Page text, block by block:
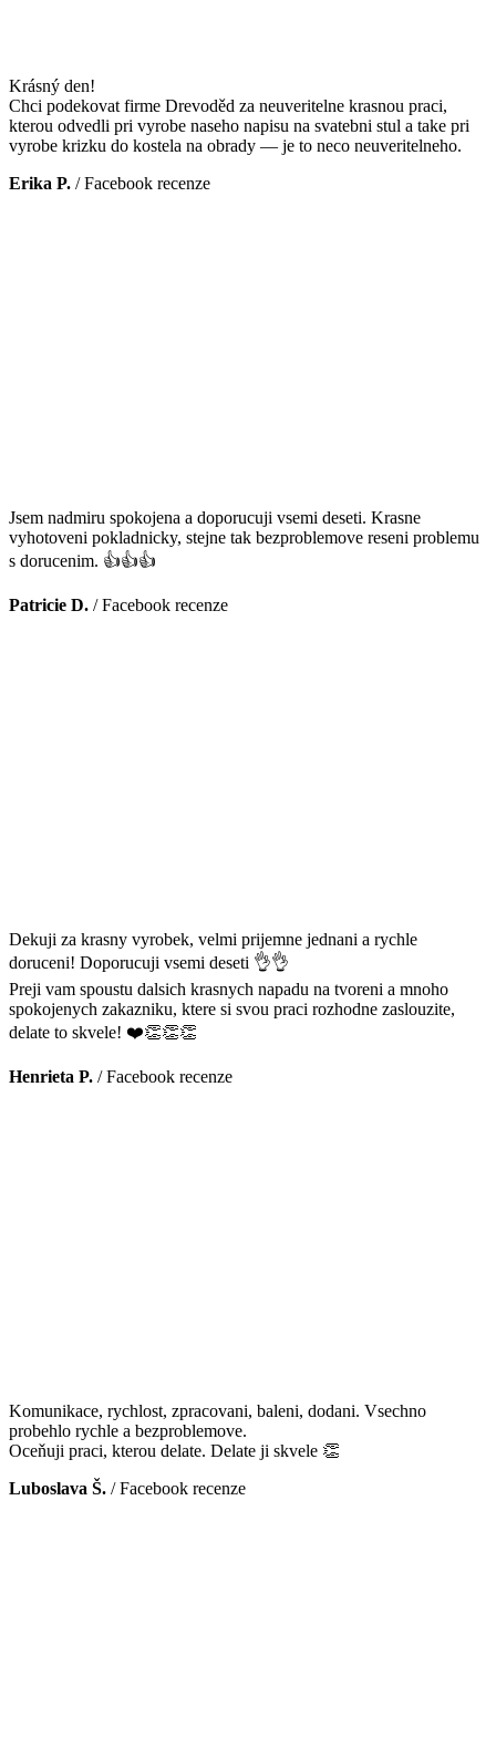
Krásný den!
Chci podekovat firme Drevoděd za neuveritelne krasnou praci,
kterou odvedli pri vyrobe naseho napisu na svatebni stul a take pri
vyrobe krizku do kostela na obrady — je to neco neuveritelneho.
Erika P. /Facebook recenze
Jsem nadmiru spokojena a doporucuji vsemi deseti. Krasne
vyhotoveni pokladnicky, stejne tak bezproblemove reseni problemu
s dorucenim. 👍👍👍
Patricie D. /Facebook recenze
Dekuji za krasny vyrobek, velmi prijemne jednani a rychle
doruceni! Doporucuji vsemi deseti 👌👌
Preji vam spoustu dalsich krasnych napadu na tvoreni a mnoho
spokojenych zakazniku, ktere si svou praci rozhodne zaslouzite,
delate to skvele! ❤️👏👏👏
Henrieta P. /Facebook recenze
Komunikace, rychlost, zpracovani, baleni, dodani. Vsechno
probehlo rychle a bezproblemove.
Oceňuji praci, kterou delate. Delate ji skvele 👏
Luboslava Š. /Facebook recenze